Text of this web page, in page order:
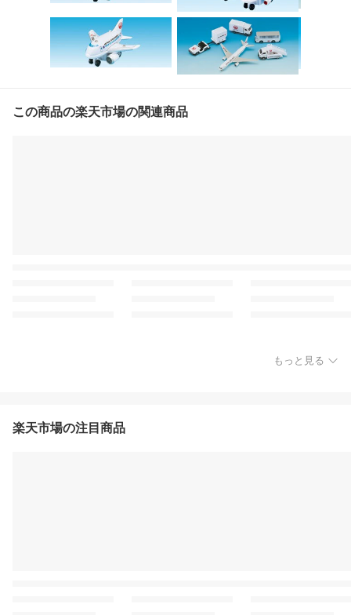
この商品の楽天市場の関連商品
もっと見る
楽天市場の注目商品